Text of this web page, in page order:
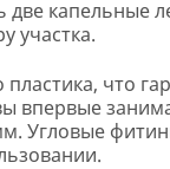
капельные
участка.
что
впервые
Угловые